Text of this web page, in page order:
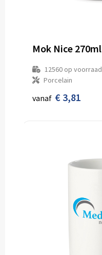
Mok Nice 270ml
12560op voorraad
Porcelain
vanaf € 3,81